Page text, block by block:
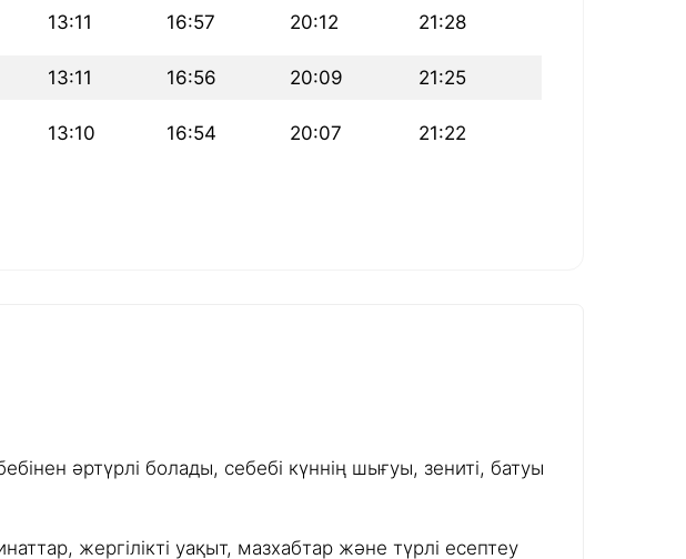
13:11 16:57 20:12 21:28
13:11 16:56 20:09 21:25
13:10 16:54 20:07 21:22
әртүрлі болады, себебі күннің шығуы, зениті, батуы
жергілікті уақыт, мазхабтар және түрлі есептеу